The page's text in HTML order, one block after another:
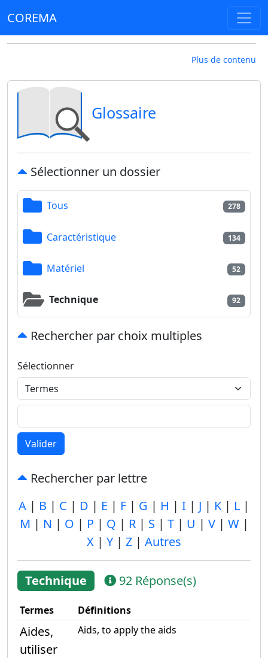
COREMA
Plus de contenu
Glossaire
Sélectionner un dossier
Tous 278
Caractéristique 134
Matériel 52
Technique 92
Rechercher par choix multiples
Sélectionner
Valider
Rechercher par lettre
A | B | C | D | E | F | G | H | I | J | K | L |
M | N | O | P | Q | R| S | T| U | V| W|
X | Y | Z | Autres
Technique 92 Réponse(s)
Termes Définitions
Aides,
utiliser
Aids, to apply the aids